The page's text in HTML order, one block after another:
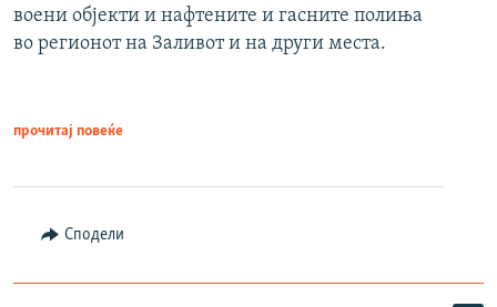
воени објекти и нафтените и гасните полиња
во регионот на Заливот и на други места.
прочитај повеќе
Сподели